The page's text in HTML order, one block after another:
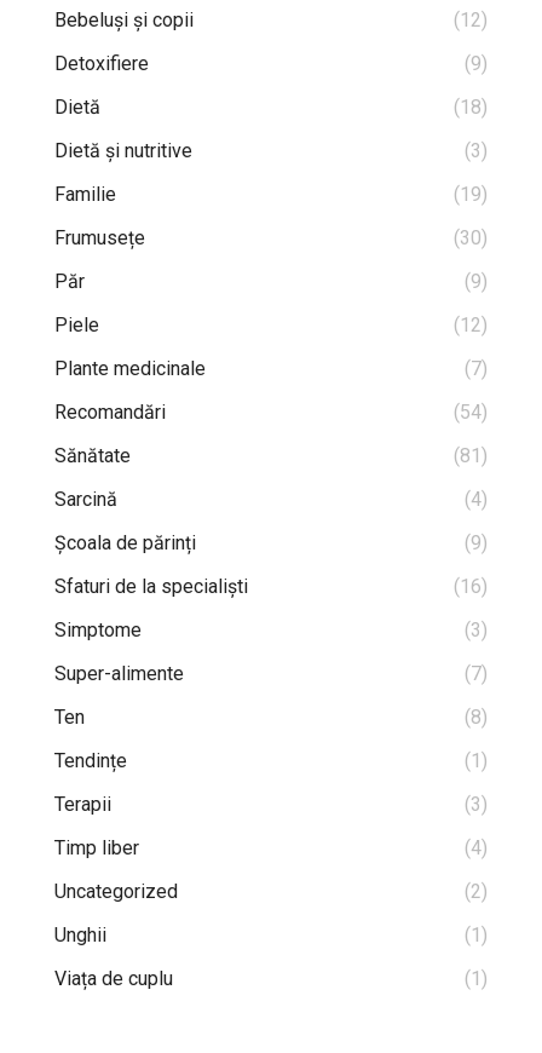
Bebeluși și copii
(12)
Detoxifiere
(9)
Dietă
(18)
Dietă și nutritive
(3)
Familie
(19)
Frumusețe
(30)
Păr
(9)
Piele
(12)
Plante medicinale
(7)
Recomandări
(54)
Sănătate
(81)
Sarcină
(4)
Școala de părinți
(9)
Sfaturi de la specialiști
(16)
Simptome
(3)
Super-alimente
(7)
Ten
(8)
Tendințe
(1)
Terapii
(3)
Timp liber
(4)
Uncategorized
(2)
Unghii
(1)
Viața de cuplu
(1)